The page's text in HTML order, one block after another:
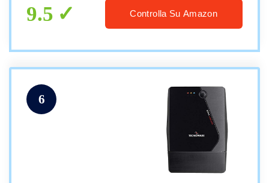
9.5 Controlla Su Amazon
6